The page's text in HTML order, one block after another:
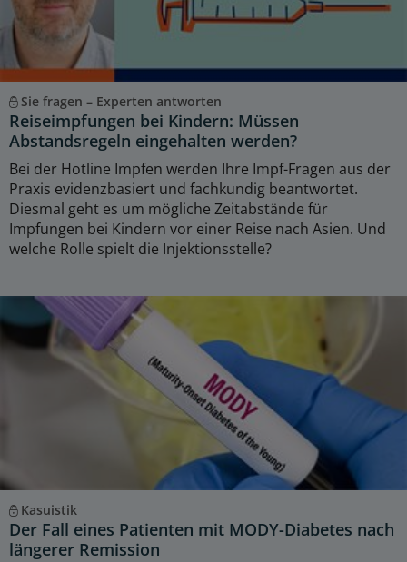
Sie fragen – Experten antworten
Reiseimpfungen bei Kindern: Müssen
Abstandsregeln eingehalten werden?
Bei der Hotline Impfen werden Ihre Impf-Fragen aus der
Praxis evidenzbasiert und fachkundig beantwortet.
Diesmal geht es um mögliche Zeitabstände für
Impfungen bei Kindern vor einer Reise nach Asien. Und
welche Rolle spielt die Injektionsstelle?
Kasuistik
Der Fall eines Patienten mit MODY-Diabetes nach
längerer Remission